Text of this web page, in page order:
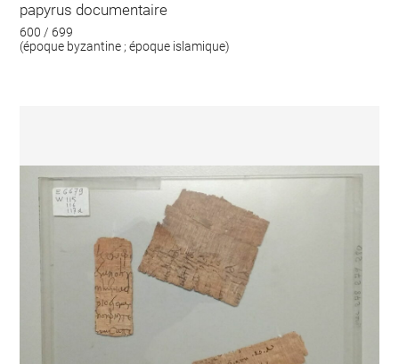
papyrus documentaire
600 / 699
(époque byzantine ; époque islamique)